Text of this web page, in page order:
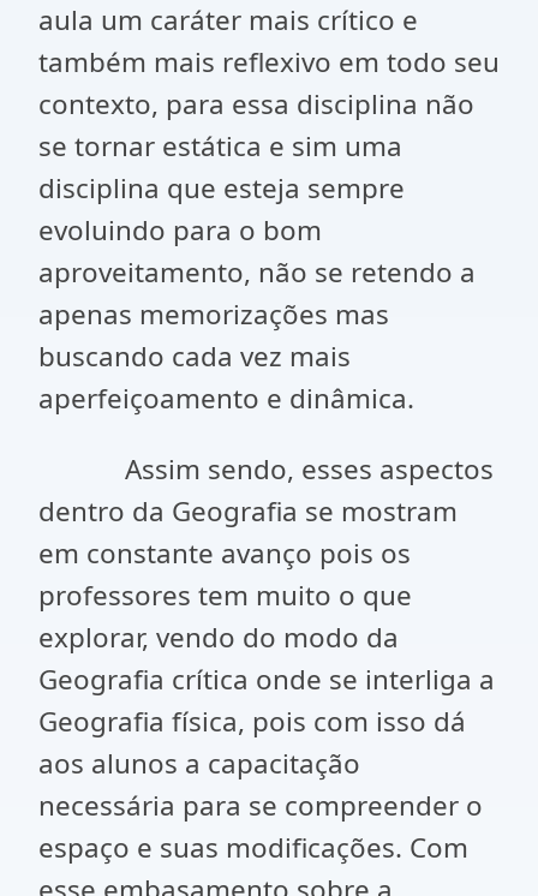
aula um caráter mais crítico e
também mais reflexivo em todo seu
contexto, para essa disciplina não
se tornar estática e sim uma
disciplina que esteja sempre
evoluindo para o bom
aproveitamento, não se retendo a
apenas memorizações mas
buscando cada vez mais
aperfeiçoamento e dinâmica.
Assim sendo, esses aspectos
dentro da Geografia se mostram
em constante avanço pois os
professores tem muito o que
explorar, vendo do modo da
Geografia crítica onde se interliga a
Geografia física, pois com isso dá
aos alunos a capacitação
necessária para se compreender o
espaço e suas modificações. Com